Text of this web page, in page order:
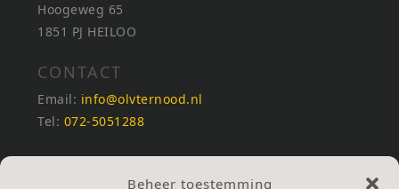
Beheer toestemming
Hoogeweg 65
1851 PJ HEILOO
CONTACT
Email: info@olvternood.nl
Tel: 072-5051288
REKENINGNUMMERS